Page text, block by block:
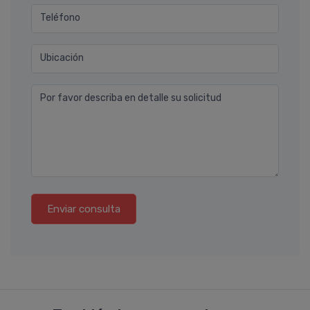
Teléfono
Ubicación
Por favor describa en detalle su solicitud
Enviar consulta